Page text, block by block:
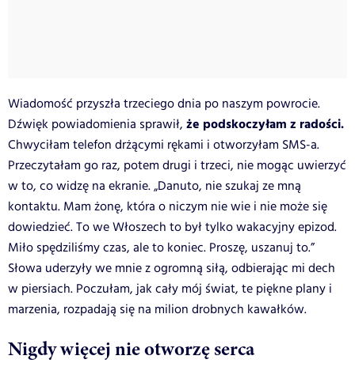
Wiadomość przyszła trzeciego dnia po naszym powrocie.
Dźwięk powiadomienia sprawił, że podskoczyłam z radości.
Chwyciłam telefon drżącymi rękami i otworzyłam SMS-a.
Przeczytałam go raz, potem drugi i trzeci, nie mogąc uwierzyć
w to, co widzę na ekranie. „Danuto, nie szukaj ze mną
kontaktu. Mam żonę, która o niczym nie wie i nie może się
dowiedzieć. To we Włoszech to był tylko wakacyjny epizod.
Miło spędziliśmy czas, ale to koniec. Proszę, uszanuj to.”
Słowa uderzyły we mnie z ogromną siłą, odbierając mi dech
w piersiach. Poczułam, jak cały mój świat, te piękne plany i
marzenia, rozpadają się na milion drobnych kawałków.
Nigdy więcej nie otworzę serca